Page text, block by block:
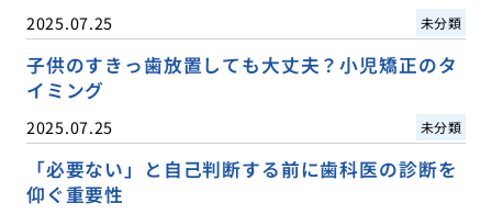
2025.07.25 未分類
子供のすきっ歯放置しても大丈夫？小児矯正のタ
イミング
2025.07.25 未分類
「必要ない」と自己判断する前に歯科医の診断を
仰ぐ重要性